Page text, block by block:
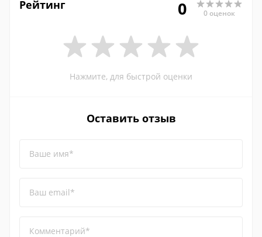
Рейтинг 0 0 оценок
Нажмите, для быстрой оценки
Оставить отзыв
Ваше имя*
Ваш email*
Комментарий*